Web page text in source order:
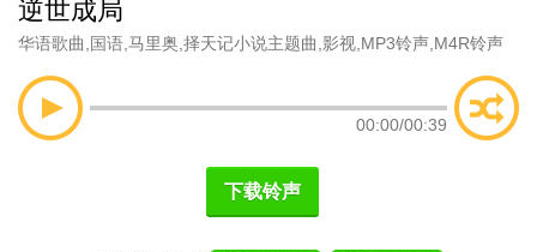
逆世成局
华语歌曲 国语 马里奥 择天记小说主题曲 影视 MP3铃声 M4R铃声
00:00/00:39
下载铃声